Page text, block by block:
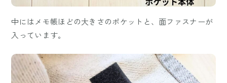
中にはメモ帳ほどの大きさのポケットと、面ファスナーが
入っています。